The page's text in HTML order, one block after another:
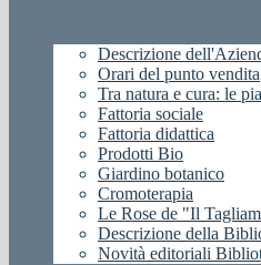
Descrizione
Orari del punto vendita
Tra natura e cura: le
Fattoria sociale
Fattoria didattica
Prodotti Bio
Giardino botanico
Cromoterapia
Le Rose de "Il
Descrizione della
Novità editoriali